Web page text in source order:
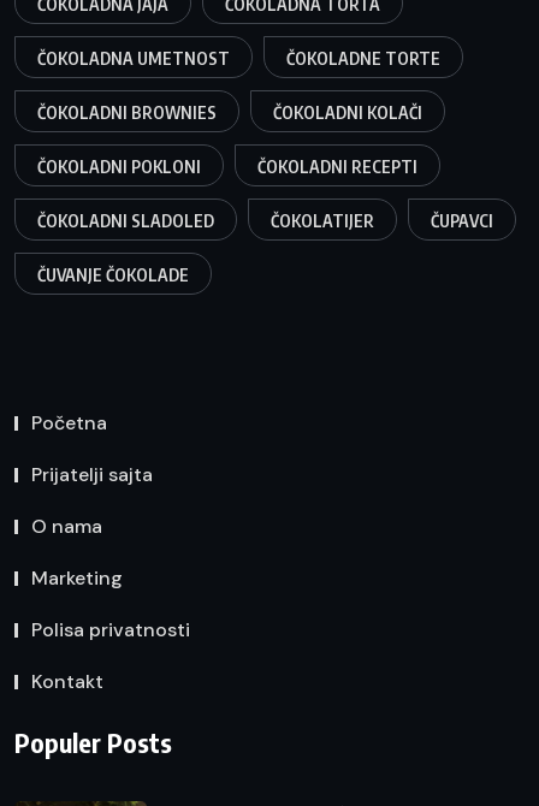
ČOKOLADNA JAJA ČOKOLADNA TORTA
ČOKOLADNA UMETNOST ČOKOLADNE TORTE
ČOKOLADNI BROWNIES ČOKOLADNI KOLAČI
ČOKOLADNI POKLONI ČOKOLADNI RECEPTI
ČOKOLADNI SLADOLED ČOKOLATIJER ČUPAVCI
ČUVANJE ČOKOLADE
Početna
Prijatelji sajta
O nama
Marketing
Polisa privatnosti
Kontakt
Populer Posts